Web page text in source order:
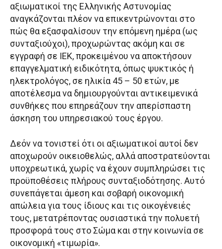
αξιωματικοί της Ελληνικής Αστυνομίας
αναγκάζονται πλέον να επικεντρώνονται στο
πώς θα εξασφαλίσουν την επόμενη ημέρα (ως
συνταξιούχοι), προχωρώντας ακόμη και σε
εγγραφή σε ΙΕΚ, προκειμένου να αποκτήσουν
επαγγελματική ειδικότητα, όπως ψυκτικός ή
ηλεκτρολόγος, σε ηλικία 45 – 50 ετών, με
αποτέλεσμα να δημιουργούνται αντικειμενικά
συνθήκες που επηρεάζουν την απερίσπαστη
άσκηση του υπηρεσιακού τους έργου.
Δεόν να τονιστεί ότι οι αξιωματικοί αυτοί δεν
αποχωρούν οικειοθελώς, αλλά αποστρατεύονται
υποχρεωτικά, χωρίς να έχουν συμπληρώσει τις
προϋποθέσεις πλήρους συνταξιοδότησης. Αυτό
συνεπάγεται άμεση και σοβαρή οικονομική
απώλεια για τους ίδιους και τις οικογένειές
τους, μετατρέποντας ουσιαστικά την πολυετή
προσφορά τους στο Σώμα και στην κοινωνία σε
οικονομική «τιμωρία».